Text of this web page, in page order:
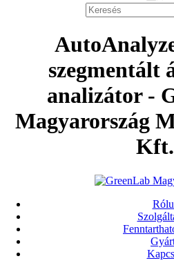
szegmentált
analizátor -
Magyarország
Kft.